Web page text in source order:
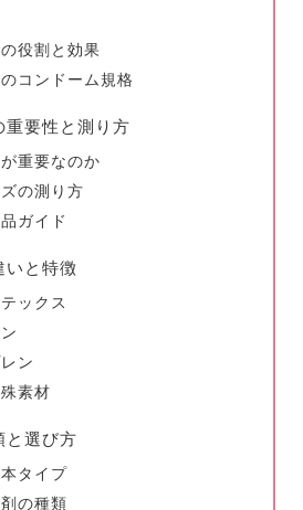
役割と効果
コンドーム規格
重要性と測り方
重要なのか
の測り方
ガイド
いと特徴
ックス
ン
素材
と選び方
タイプ
の種類